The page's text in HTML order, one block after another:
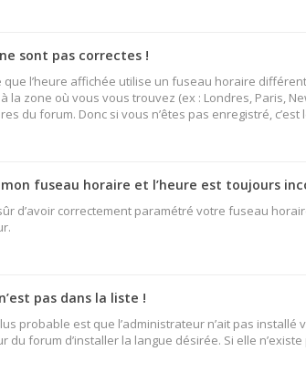
sont pas correctes !
que l’heure affichée utilise un fuseau horaire
la zone où vous vous trouvez (ex : Londres, Paris,
du forum. Donc si vous n’êtes pas enregistré,
mon fuseau horaire et l’heure est toujours
d’avoir correctement paramétré votre fuseau
pas dans la liste !
probable est que l’administrateur n’ait pas
du forum d’installer la langue désirée. Si elle